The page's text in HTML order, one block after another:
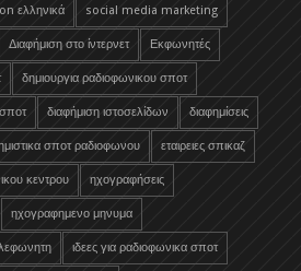
ελληνικά social media marketing
Διαφήμιση στο ίντερνετ Εκφωνητές
δημιουργια ραδιοφωνικου σποτ
διαφήμιση ιστοσελίδων διαφημίσεις
σποτ ραδιοφωνου εταιρειες σπικαζ
κεντρου ηχογραφήσεις
ηχογραφημενο μηνυμα
ιδεες για ραδιοφωνικα σποτ